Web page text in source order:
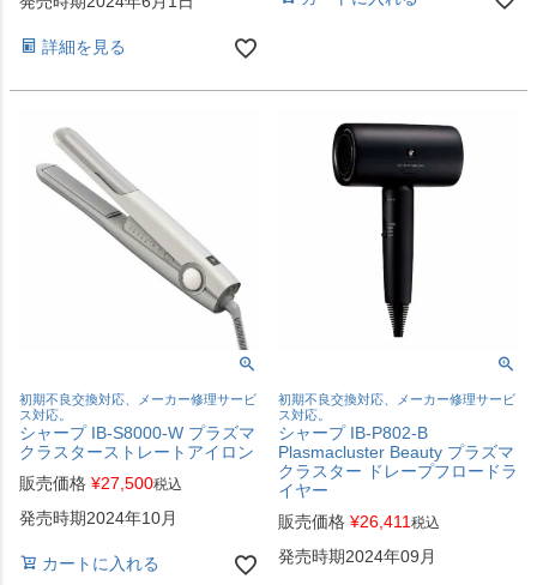
詳細を見る
初期不良交換対応、メーカー修理サービ
ス対応。
シャープ IB-S8000-W プラズマ
クラスターストレートアイロン
販売価格 ¥27,500税込
発売時期2024年10月
カートに入れる
初期不良交換対応、メーカー修理サービ
ス対応。
シャープ IB-P802-B
Plasmacluster Beauty プラズマ
クラスター ドレープフロードラ
イヤー
販売価格 ¥26,411 税込
発売時期2024年09月